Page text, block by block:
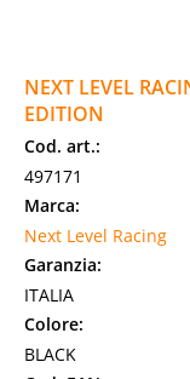
NEXT LEVEL
EDITION
Cod. art.:
497171
Marca:
Next Level Racing
Garanzia:
ITALIA
Colore:
BLACK